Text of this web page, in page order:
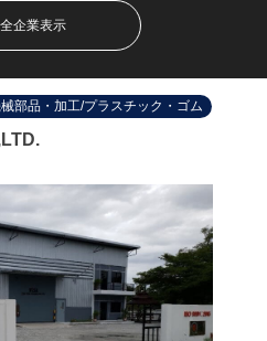
企業表示
部品・加工/プラスチック・ゴム